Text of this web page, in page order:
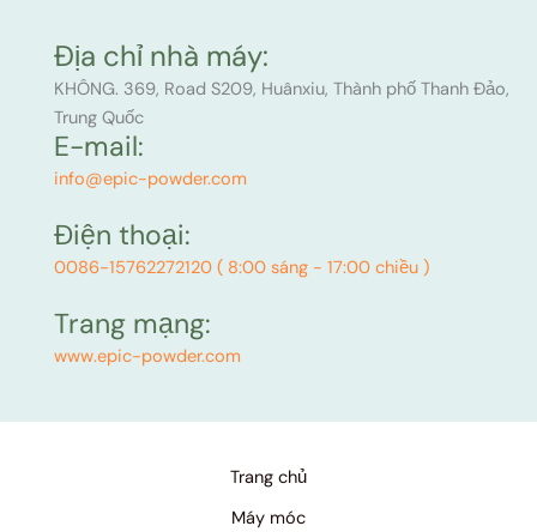
Địa chỉ nhà máy:
KHÔNG. 369, Road S209, Huânxiu, Thành phố Thanh Đảo,
Trung Quốc
E-mail:
info@epic-powder.com
Điện thoại:
0086-15762272120 ( 8:00 sáng - 17:00 chiều )
Trang mạng:
www.epic-powder.com
Trang chủ
Máy móc